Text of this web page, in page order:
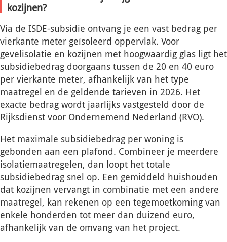
kozijnen?
Via de ISDE-subsidie ontvang je een vast bedrag per
vierkante meter geïsoleerd oppervlak. Voor
gevelisolatie en kozijnen met hoogwaardig glas ligt het
subsidiebedrag doorgaans tussen de 20 en 40 euro
per vierkante meter, afhankelijk van het type
maatregel en de geldende tarieven in 2026. Het
exacte bedrag wordt jaarlijks vastgesteld door de
Rijksdienst voor Ondernemend Nederland (RVO).
Het maximale subsidiebedrag per woning is
gebonden aan een plafond. Combineer je meerdere
isolatiemaatregelen, dan loopt het totale
subsidiebedrag snel op. Een gemiddeld huishouden
dat kozijnen vervangt in combinatie met een andere
maatregel, kan rekenen op een tegemoetkoming van
enkele honderden tot meer dan duizend euro,
afhankelijk van de omvang van het project.